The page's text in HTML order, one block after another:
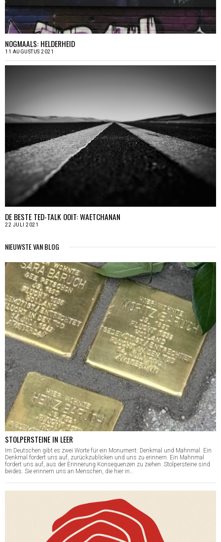
NOGMAALS: HELDERHEID
11 AUGUSTUS 2021
DE BESTE TED-TALK OOIT: WAETCHANAN
22 JULI 2021
NIEUWSTE VAN BLOG
STOLPERSTEINE IN LEER
Im Deutschen gibt es zwei Worte für ein Monument: Denkmal und Mahnmal. Ein
Denkmal fordert uns auf, zurückzublicken und uns zu erinnern. Ein Mahnmal
fordert uns auf, aus der Erinnerung Konsequenzen zu ziehen. Stolpersteine sind
beides. Sie erinnern uns an Menschen, die hier in…